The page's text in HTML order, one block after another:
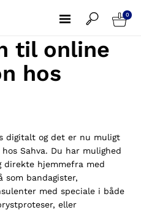
0
til online
hos
digitalt og det er nu muligt
Sahva. Du har mulighed
hjemmefra med
som bandagister,
med speciale i både
eller